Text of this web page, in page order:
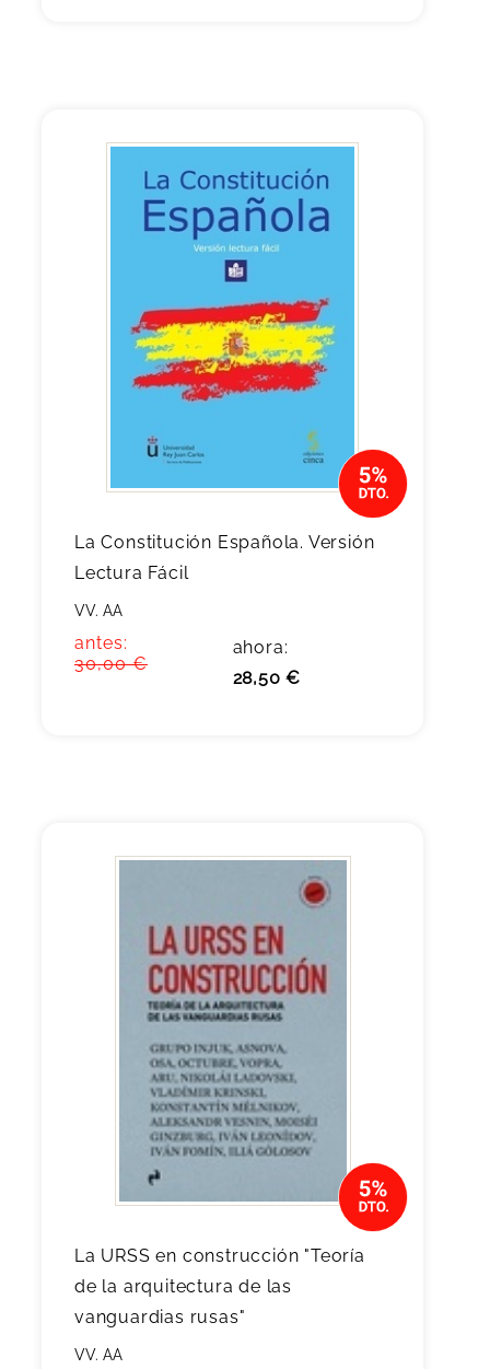
La Constitución Española. Versión
Lectura Fácil
VV. AA
antes:
30,00 €
ahora:
28,50 €
La URSS en construcción "Teoría
de la arquitectura de las
vanguardias rusas"
VV. AA